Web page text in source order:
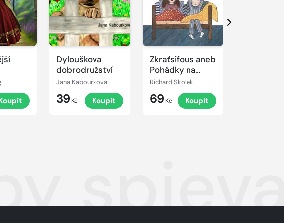
Dylouškova
dobrodružství
Jana Kabourková
39 Kč Koupit
Zkraťsifous aneb
Pohádky na
dobré ráno
Richard Skolek
69 Kč Koupit
Další